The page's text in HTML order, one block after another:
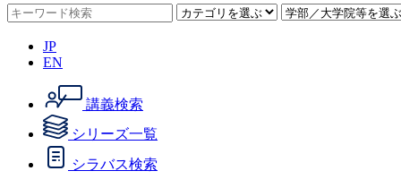
JP
EN
講義検索
シリーズ一覧
シラバス検索